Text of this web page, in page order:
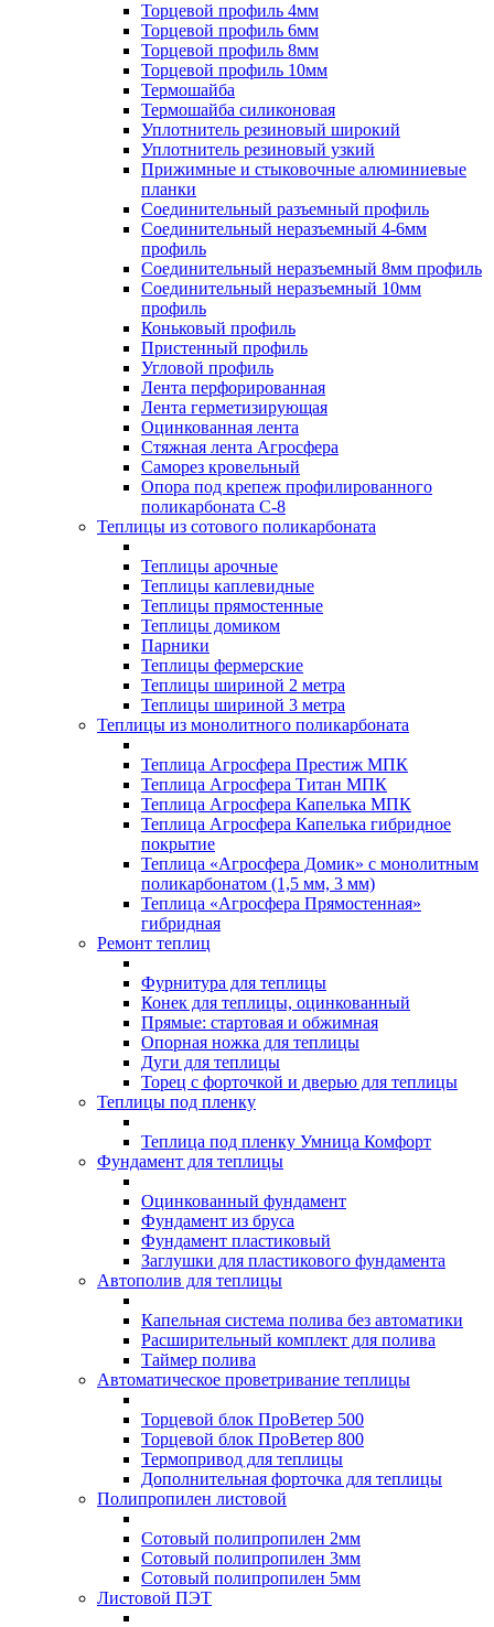
Торцевой профиль 4мм
Торцевой профиль 6мм
Торцевой профиль 8мм
Торцевой профиль 10мм
Термошайба
Термошайба силиконовая
Уплотнитель резиновый широкий
Уплотнитель резиновый узкий
Прижимные и стыковочные алюминиевые
планки
Соединительный разъемный профиль
Соединительный неразъемный 4-6мм
профиль
Соединительный неразъемный 8мм профиль
Соединительный неразъемный 10мм
профиль
Коньковый профиль
Пристенный профиль
Угловой профиль
Лента перфорированная
Лента герметизирующая
Оцинкованная лента
Стяжная лента Агросфера
Саморез кровельный
Опора под крепеж профилированного
поликарбоната С-8
Теплицы из сотового поликарбоната
Теплицы арочные
Теплицы каплевидные
Теплицы прямостенные
Теплицы домиком
Парники
Теплицы фермерские
Теплицы шириной 2 метра
Теплицы шириной 3 метра
Теплицы из монолитного поликарбоната
Теплица Агросфера Престиж МПК
Теплица Агросфера Титан МПК
Теплица Агросфера Капелька МПК
Теплица Агросфера Капелька гибридное
покрытие
Теплица «Агросфера Домик» с монолитным
поликарбонатом (1,5 мм, 3 мм)
Теплица «Агросфера Прямостенная»
гибридная
Ремонт теплиц
Фурнитура для теплицы
Конек для теплицы, оцинкованный
Прямые: стартовая и обжимная
Опорная ножка для теплицы
Дуги для теплицы
Торец с форточкой и дверью для теплицы
Теплицы под пленку
Теплица под пленку Умница Комфорт
Фундамент для теплицы
Оцинкованный фундамент
Фундамент из бруса
Фундамент пластиковый
Заглушки для пластикового фундамента
Автополив для теплицы
Капельная система полива без автоматики
Расширительный комплект для полива
Таймер полива
Автоматическое проветривание теплицы
Торцевой блок ПроВетер 500
Торцевой блок ПроВетер 800
Термопривод для теплицы
Дополнительная форточка для теплицы
Полипропилен листовой
Сотовый полипропилен 2мм
Сотовый полипропилен 3мм
Сотовый полипропилен 5мм
Листовой ПЭТ